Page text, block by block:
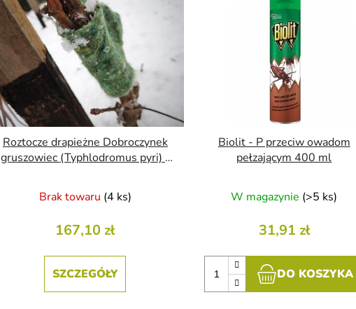
Roztocze drapieżne Dobroczynek
gruszowiec (Typhlodromus pyri) -
Brak towaru (4 ks)
167,10 zł
SZCZEGÓŁY
Biolit - P przeciw owadom
pełzającym 400 ml
W magazynie (>5 ks)
31,91 zł
DO KOSZYKA